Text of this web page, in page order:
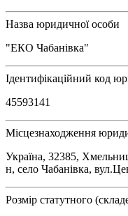
Назва юридичної особи
"ЕКО Чабанівка"
Ідентифікаційний код
45593141
Місцезнаходження
Україна, 32385,
н, село Чабанівка,
Розмір статутного